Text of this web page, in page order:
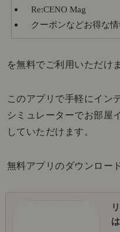
Re:CENO Mag
クーポンなどお得な情
を無料でご利用いただけ
このアプリで手軽にイン
シミュレーターでお部屋
していただけます。
無料アプリのダウンロー